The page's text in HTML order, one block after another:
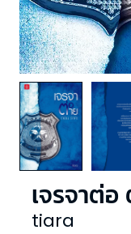
เจรจาต่อ
tiara